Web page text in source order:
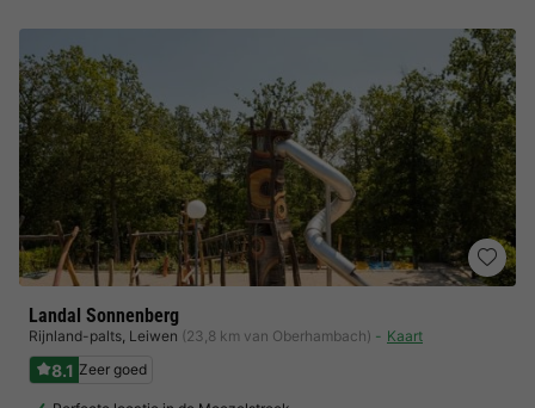
Landal Sonnenberg
Rijnland-palts, Leiwen (23,8 km van Oberhambach) Kaart
8.1 Zeer goed